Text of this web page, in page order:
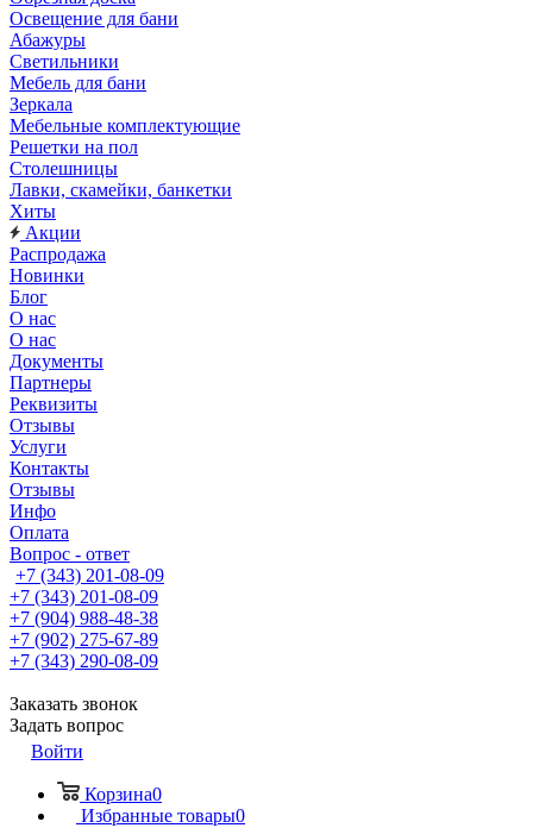
Освещение для бани
Абажуры
Светильники
Мебель для бани
Зеркала
Мебельные комплектующие
Решетки на пол
Столешницы
Лавки, скамейки, банкетки
Хиты
Акции
Распродажа
Новинки
Блог
О нас
О нас
Документы
Партнеры
Реквизиты
Отзывы
Услуги
Контакты
Отзывы
Инфо
Оплата
Вопрос - ответ
+7 (343) 201-08-09
+7 (343) 201-08-09
+7 (904) 988-48-38
+7 (902) 275-67-89
+7 (343) 290-08-09
Заказать звонок
Задать вопрос
Войти
Корзина0
Избранные товары0